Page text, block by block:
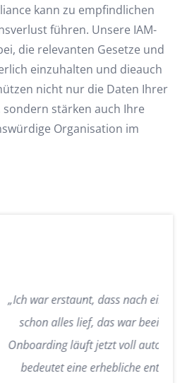
kann zu empfindlichen
führen. Unsere IAM-
die relevanten Gesetze und
einzuhalten und dieauch
nicht nur die Daten Ihrer
stärken auch Ihre
Organisation im